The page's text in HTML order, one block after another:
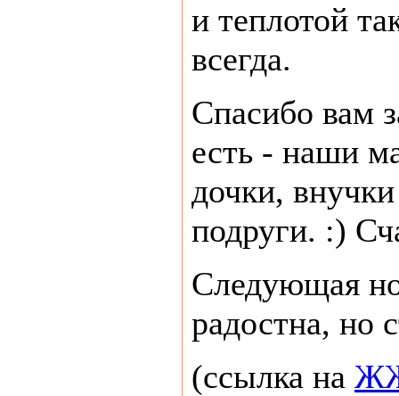
и теплотой
всегда.
Спасибо вам
есть - наши
дочки,
подруги. :)
Следующая
радостна, но
(ссылка на